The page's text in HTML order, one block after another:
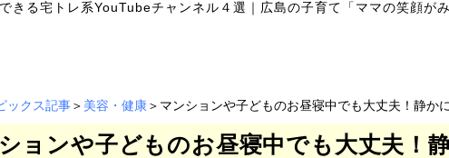
きる宅トレ系YouTubeチャンネル４選 ｜ 広島の子育て「ママの笑顔が
ックス記事＞ 美容・健康＞マンションや子どものお昼寝中でも大丈夫！静か
ョンや子どものお昼寝中でも大丈夫！